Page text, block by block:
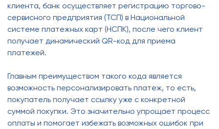
клиента, банк осуществляет регистрацию торгово-
сервисного предприятия (ТСП) в Национальной
системе платежных карт (НСПК), после чего клиент
получает динамический QR-код для приема
платежей.
Главным преимуществом такого кода является
возможность персонализировать платеж, то есть,
покупатель получает ссылку уже с конкретной
суммой покупки. Это значительно упрощает процесс
оплаты и помогает избежать возможных ошибок при